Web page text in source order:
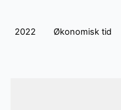
2022 Økonomisk tid